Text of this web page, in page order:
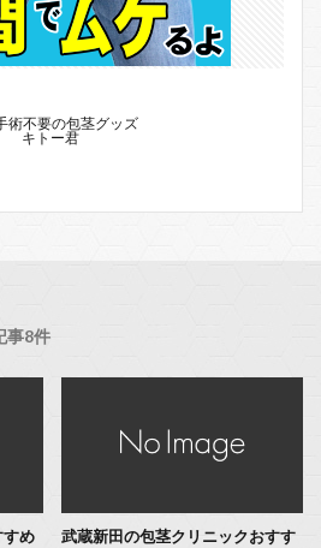
術不要の包茎グッズ
キトー君
事8件
すめ
武蔵新田の包茎クリニックおすす